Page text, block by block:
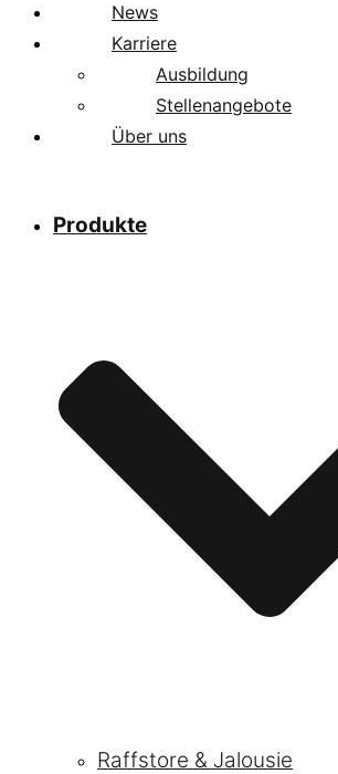
News
Karriere
Ausbildung
Stellenangebote
Über uns
Produkte
Raffstore & Jalousie